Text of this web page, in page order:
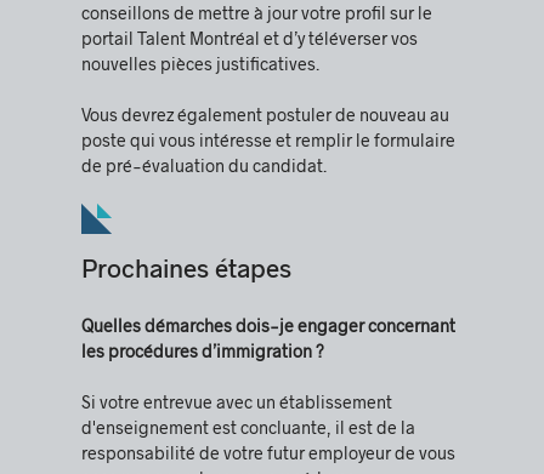
conseillons de mettre à jour votre profil sur le
portail Talent Montréal et d’y téléverser vos
nouvelles pièces justificatives.
Vous devrez également postuler de nouveau au
poste qui vous intéresse et remplir le formulaire
de pré-évaluation du candidat.
Prochaines étapes
Quelles démarches dois-je engager concernant
les procédures d’immigration ?
Si votre entrevue avec un établissement
d'enseignement est concluante, il est de la
responsabilité de votre futur employeur de vous